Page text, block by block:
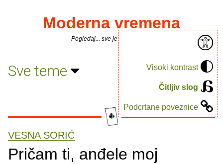
Visoki kontrast
Čitljiv slog
Podcrtane poveznice
Moderna vremena
Pogledaj... sve je puno knjiga.
Sve teme
VESNA SORIĆ
Pričam ti, anđele moj